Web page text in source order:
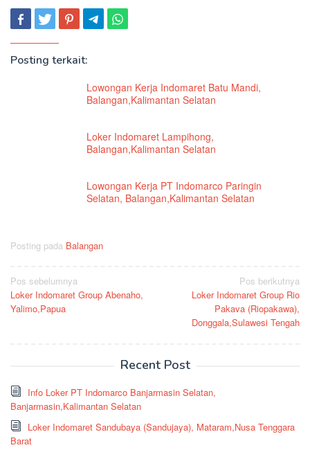
Posting terkait:
Lowongan Kerja Indomaret Batu Mandi,
Balangan,Kalimantan Selatan
Loker Indomaret Lampihong,
Balangan,Kalimantan Selatan
Lowongan Kerja PT Indomarco Paringin
Selatan, Balangan,Kalimantan Selatan
Posting pada Balangan
Navigasi
pos
Pos sebelumnya
Loker Indomaret Group Abenaho,
Yalimo,Papua
Pos berikutnya
Loker Indomaret Group Rio
Pakava (Riopakawa),
Donggala,Sulawesi Tengah
Recent Post
Info Loker PT Indomarco Banjarmasin Selatan,
Banjarmasin,Kalimantan Selatan
Loker Indomaret Sandubaya (Sandujaya), Mataram,Nusa Tenggara
Barat